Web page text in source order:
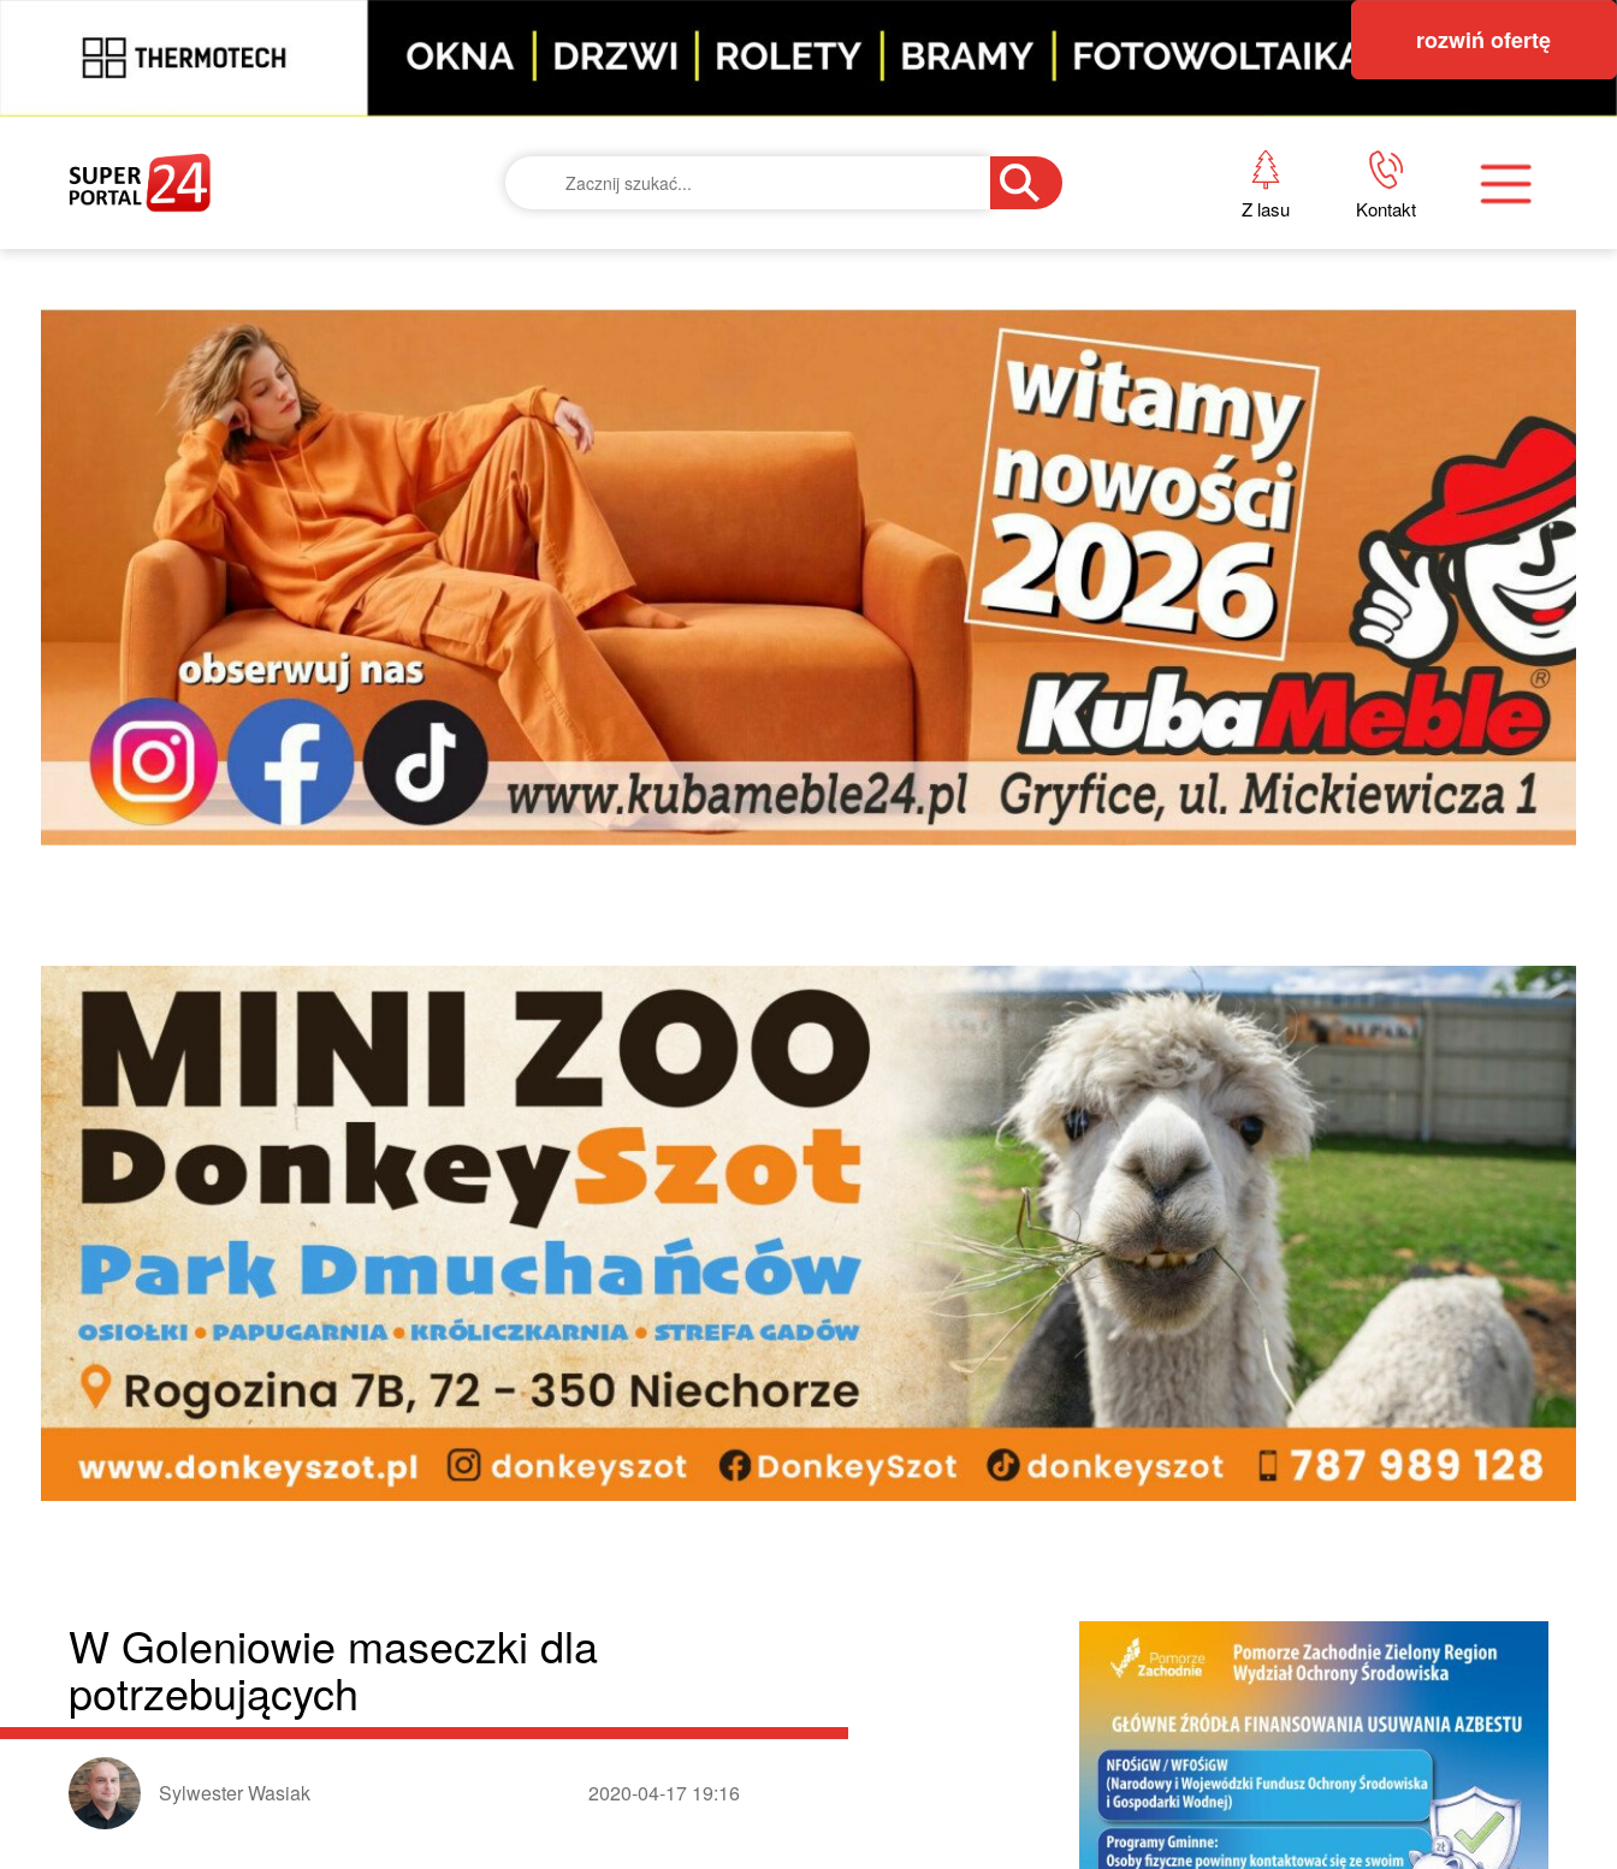
rozwiń ofertę
Z lasu Kontakt
W Goleniowie maseczki dla
potrzebujących
Sylwester Wasiak 2020-04-17 19:16